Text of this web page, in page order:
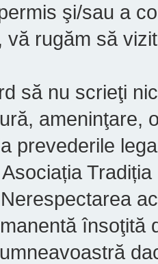
şi/sau a
vă rugăm să
să nu scrieţi
ameninţare,
prevederile
însoţită